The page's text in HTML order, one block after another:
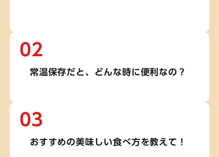
02
常温保存だと、どんな時に便利なの？
03
おすすめの美味しい食べ方を教えて！